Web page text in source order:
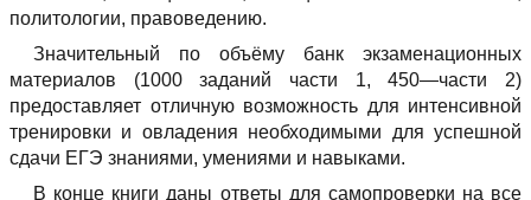
политологии, правоведению.
Значительный по объёму банк экзаменационных
материалов (1000 заданий части 1, 450—части 2)
предоставляет отличную возможность для интенсивной
тренировки и овладения необходимыми для успешной
сдачи ЕГЭ знаниями, умениями и навыками.
В конце книги даны ответы для самопроверки на все